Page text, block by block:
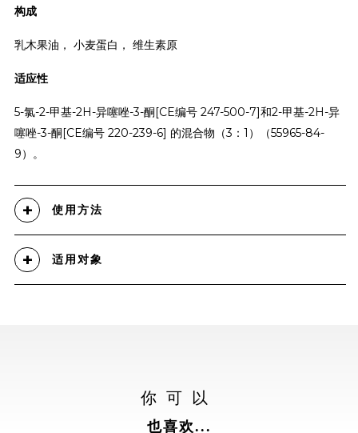
构成
乳木果油， 小麦蛋白， 维生素原
适应性
5-氯-2-甲基-2H-异噻唑-3-酮[CE编号 247-500-7]和2-甲基-2H-异
噻唑-3-酮[CE编号 220-239-6] 的混合物（3：1）（55965-84-
9）。
使用方法
适用对象
你可以
也喜欢...